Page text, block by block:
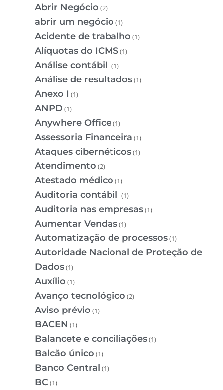
Abrir Negócio (2)
abrir um negócio (1)
Acidente de trabalho (1)
Alíquotas do ICMS(1)
Análise contábil (1)
Análise de resultados(1)
Anexo I (1)
ANPD (1)
Anywhere Office(1)
Assessoria Financeira (1)
Ataques cibernéticos(1)
Atendimento (2)
Atestado médico (1)
Auditoria contábil (1)
Auditoria nas empresas(1)
Aumentar Vendas(1)
Automatização de processos(1)
Autoridade Nacional de Proteção de
Dados(1)
Auxílio (1)
Avanço tecnológico (2)
Aviso prévio (1)
BACEN (1)
Balancete e conciliações(1)
Balcão único (1)
Banco Central (1)
BC(1)